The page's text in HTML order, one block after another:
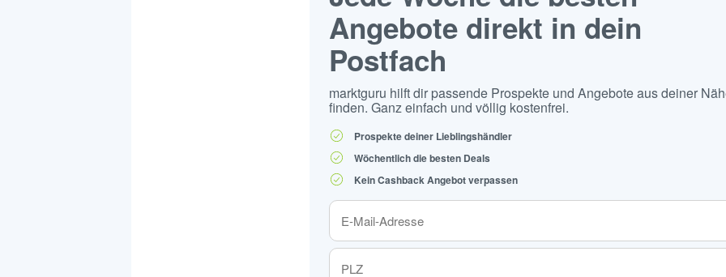
Angebote direkt in dein
Postfach
marktguru hilft dir passende Prospekte und Angebote aus deiner
finden. Ganz einfach und völlig kostenfrei.
Prospekte deiner Lieblingshändler
Wöchentlich die besten Deals
Kein Cashback Angebot verpassen